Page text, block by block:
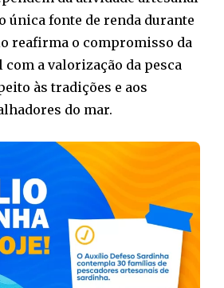
única fonte de renda durante
reafirma o compromisso da
a valorização da pesca
às tradições e aos
do mar.